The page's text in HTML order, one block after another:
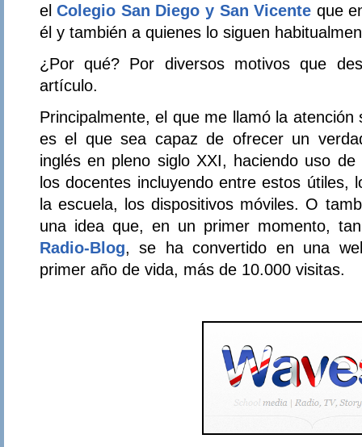
elColegio San Diego y San Vicente que
él y también a quienes lo siguen
¿Por qué? Por diversos motivos que
artículo.
Principalmente, el que me llamó la atención
es el que sea capaz de ofrecer un
inglés en pleno siglo XXI, haciendo uso
los docentes incluyendo entre estos útiles,
la escuela, los dispositivos móviles. O
una idea que, en un primer momento,
Radio-Blog, se ha convertido en una
primer año de vida, más de 10.000 visitas.